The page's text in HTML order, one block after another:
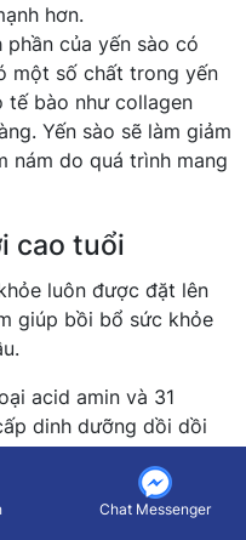
hơn.
của yến sào có
một số chất trong yến
tế bào như collagen
Yến sào sẽ làm giảm
nám do quá trình mang
cao tuổi
luôn được đặt lên
giúp bồi bổ sức khỏe
acid amin và 31
dinh dưỡng dồi dồi
Chat Messenger